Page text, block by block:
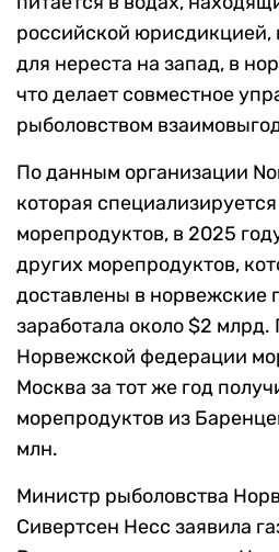
российской юрисдикцией,
для нереста на запад, в
что делает совместное
рыболовством
По данным организации
которая
морепродуктов, в 2025
других морепродуктов,
доставлены в норвежские
заработала около $2
Норвежской федерации
Москва за тот же год
морепродуктов из
млн.
Министр рыболовства
Сивертсен Несс заявила